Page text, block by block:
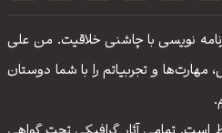
نویسی با چاشنی خلاقیت. من علی
و تجربیاتم را با شما دوستان